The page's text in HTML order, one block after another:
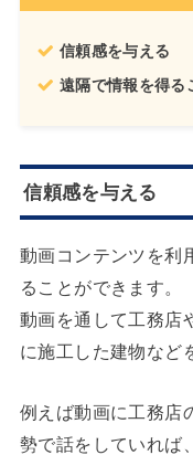
信頼感を与える
遠隔で情報を得る
信頼感を与える
動画コンテンツを利
ることができます。
動画を通して工務店
に施工した建物など
例えば動画に工務店
勢で話をしていれば